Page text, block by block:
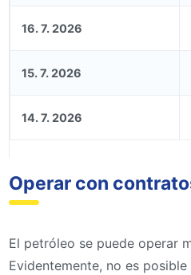
16. 7. 2026
15. 7. 2026
14. 7. 2026
Operar con
El petróleo se puede operar
Evidentemente, no es